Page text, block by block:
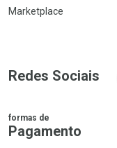
Marketplace
Redes Sociais
formas de
Pagamento